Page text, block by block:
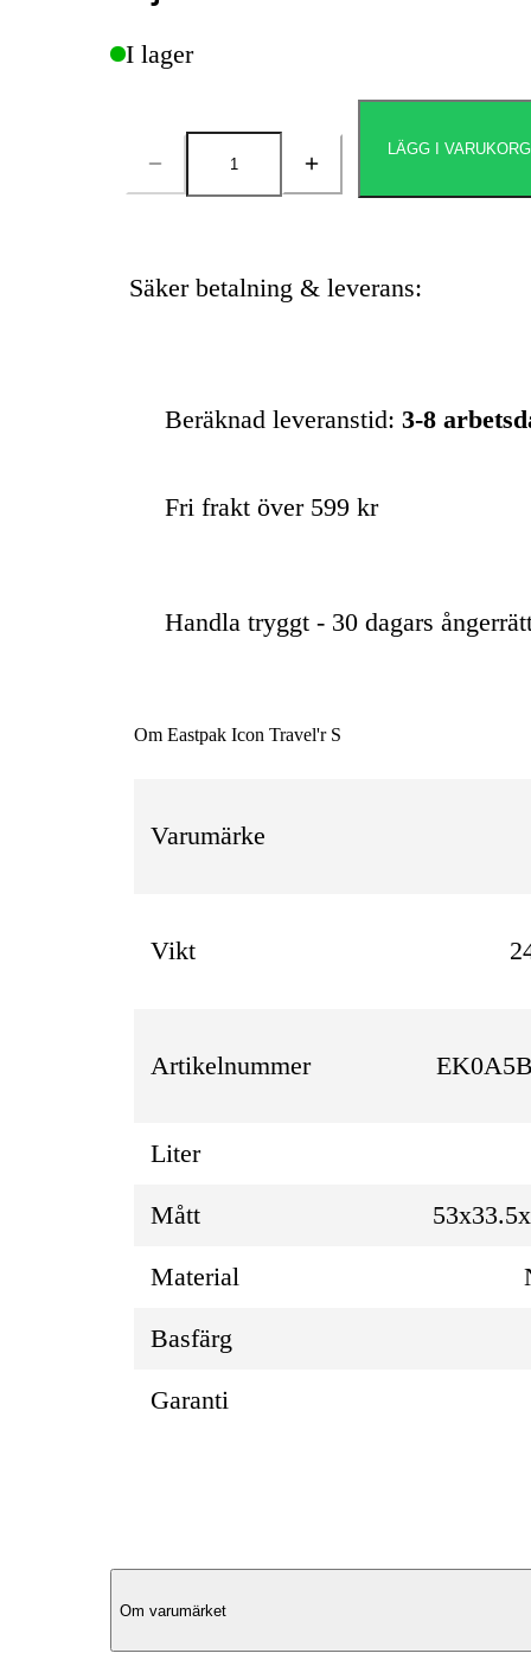
I lager
Antal
LÄGG I
Säker betalning & leverans:
Beräknad leveranstid: 3-8
Fri frakt över 599 kr
Handla tryggt - 30 dagars
Om Eastpak Icon Travel'r S
Varumärke
Vikt
Artikelnummer
Liter
Mått
Material
Basfärg
Garanti
Produktbeskrivning
Om varumärket